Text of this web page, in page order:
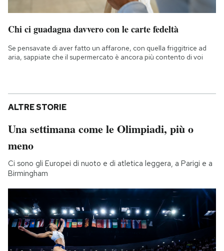
Chi ci guadagna davvero con le carte fedeltà
Se pensavate di aver fatto un affarone, con quella friggitrice ad
aria, sappiate che il supermercato è ancora più contento di voi
ALTRE STORIE
Una settimana come le Olimpiadi, più o
meno
Ci sono gli Europei di nuoto e di atletica leggera, a Parigi e a
Birmingham